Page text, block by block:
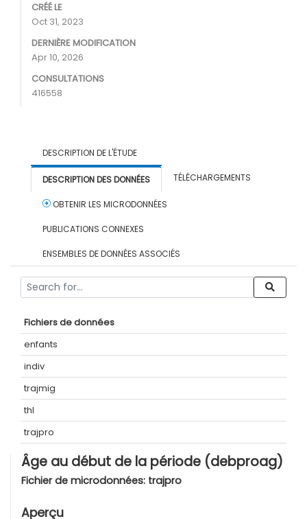
CRÉÉ LE
Oct 31, 2023
DERNIÈRE MODIFICATION
Apr 10, 2026
CONSULTATIONS
416558
DESCRIPTION DE L'ÉTUDE
DESCRIPTION DES DONNÉES TÉLÉCHARGEMENTS
OBTENIR LES MICRODONNÉES
PUBLICATIONS CONNEXES
ENSEMBLES DE DONNÉES ASSOCIÉS
Fichiers de données
enfants
indiv
trajmig
thl
trajpro
Âge au début de la période (debproag)
Fichier de microdonnées: trajpro
Aperçu